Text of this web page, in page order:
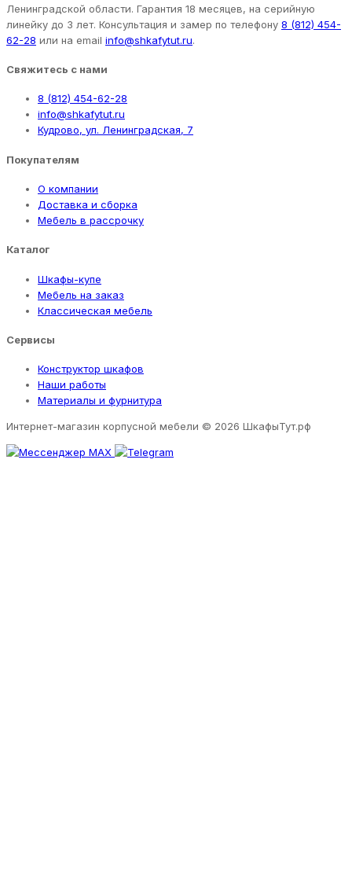
Ленинградской области. Гарантия 18 месяцев, на серийную
линейку до 3 лет. Консультация и замер по телефону 8 (812) 454-
62-28 или на email info@shkafytut.ru.
Свяжитесь с нами
8 (812) 454-62-28
info@shkafytut.ru
Кудрово, ул. Ленинградская, 7
Покупателям
О компании
Доставка и сборка
Мебель в рассрочку
Каталог
Шкафы-купе
Мебель на заказ
Классическая мебель
Сервисы
Конструктор шкафов
Наши работы
Материалы и фурнитура
Интернет-магазин корпусной мебели © 2026 ШкафыТут.рф